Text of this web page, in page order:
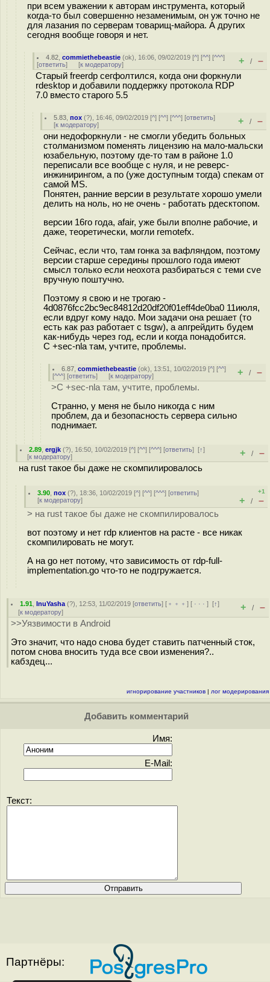
при всем уважении к авторам инструмента, который
когда-то был совершенно незаменимым, он уж точно не
для лазания по серверам товарищ-майора. А других
сегодня вообще говоря и нет.
4.82 ,commiethebeastie (ok), 16:06, 09/02/2019 [^] [^^] [^^^]
[ответить] [к модератору] + / –
Старый freerdp сегфолтился, когда они форкнули
rdesktop и добавили поддержку протокола RDP
7.0 вместо старого 5.5
5.83 ,пох (?), 16:46, 09/02/2019 [^] [^^] [^^^] [ответить]
[к модератору] + / –
они недофоркнули - не смогли убедить больных
столманизмом поменять лицензию на мало-мальски
юзабельную, поэтому где-то там в районе 1.0
переписали все вообще с нуля, и не реверс-
инжинирингом, а по (уже доступным тогда) спекам от
самой MS.
Понятен, ранние версии в результате хорошо умели
делить на ноль, но не очень - работать рдесктопом.
версии 16го года, afair, уже были вполне рабочие, и
даже, теоретически, могли remotefx.
Сейчас, если что, там гонка за вафляндом, поэтому
версии старше середины прошлого года имеют
смысл только если неохота разбираться с теми cve
вручную поштучно.
Поэтому я свою и не трогаю -
4d0876fcc2bc9ec84812d20df20f01eff4de0ba0 11июля,
если вдруг кому надо. Мои задачи она решает (то
есть как раз работает с tsgw), а апгрейдить будем
как-нибудь через год, если и когда понадобится.
С +sec-nla там, учтите, проблемы.
6.87 ,commiethebeastie (ok), 13:51, 10/02/2019 [^] [^^]
[^^^] [ответить] [к модератору] + / –
>С +sec-nla там, учтите, проблемы.
Странно, у меня не было никогда с ним
проблем, да и безопасность сервера сильно
поднимает.
2.89 ,ergjk (?), 16:50, 10/02/2019 [^] [^^] [^^^] [ответить][↑]
[к модератору] + / –
на rust такое бы даже не скомпилировалось
3.90 ,пох (?), 18:36, 10/02/2019 [^] [^^] [^^^] [ответить]
[к модератору]
+1
+ / –
> на rust такое бы даже не скомпилировалось
вот поэтому и нет rdp клиентов на расте - все никак
скомпилировать не могут.
А на go нет потому, что зависимость от rdp-full-
implementation.go что-то не подгружается.
1.91 ,InuYasha (?), 12:53, 11/02/2019 [ответить] [ ﹢﹢﹢] [ · · ·][↑]
[к модератору] + / –
>>Уязвимости в Android
Это значит, что надо снова будет ставить патченный сток,
потом снова вносить туда все свои изменения?..
кабздец...
игнорирование участников | лог модерирования
Добавить комментарий
Имя:
E-Mail:
Текст:
Партнёры: